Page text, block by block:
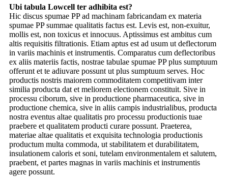
Ubi tabula Lowcell ter adhibita est?
Hic discus spumae PP ad machinam fabricandam ex materia
spumae PP summae qualitatis factus est. Levis est, non-exuitur,
mollis est, non toxicus et innocuus. Aptissimus est ambitus cum
altis requisitis filtrationis. Etiam aptus est ad usum ut deflectorum
in variis machinis et instrumentis. Comparatus cum deflectoribus
ex aliis materiis factis, nostrae tabulae spumae PP plus sumptuum
offerunt et te adiuvare possunt ut plus sumptuum serves. Hoc
productis nostris maiorem commoditatem competitivam inter
similia producta dat et meliorem electionem constituit. Sive in
processu ciborum, sive in productione pharmaceutica, sive in
productione chemica, sive in aliis campis industrialibus, producta
nostra eventus altae qualitatis pro processu productionis tuae
praebere et qualitatem producti curare possunt. Praeterea,
materiae altae qualitatis et exquisita technologia productionis
productum multa commoda, ut stabilitatem et durabilitatem,
insulationem caloris et soni, tutelam environmentalem et salutem,
praebent, et partes magnas in variis machinis et instrumentis
agere possunt.